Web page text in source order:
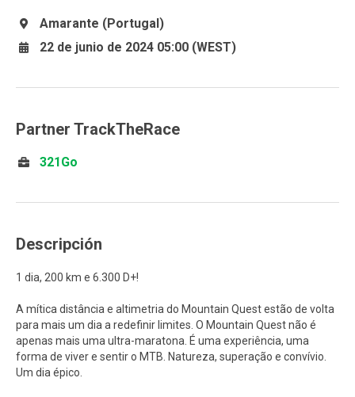
Amarante (Portugal)
22 de junio de 2024 05:00 (WEST)
Partner TrackTheRace
321Go
Descripción
1 dia, 200 km e 6.300 D+!
A mítica distância e altimetria do Mountain Quest estão de volta
para mais um dia a redefinir limites. O Mountain Quest não é
apenas mais uma ultra-maratona. É uma experiência, uma
forma de viver e sentir o MTB. Natureza, superação e convívio.
Um dia épico.